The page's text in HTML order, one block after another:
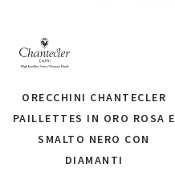
ORECCHINI CHANTECLER
PAILLETTES IN ORO ROSA E
SMALTO NERO CON
DIAMANTI